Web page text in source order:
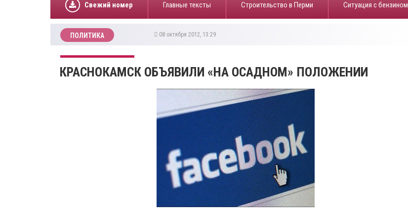
Свежий номер Главные тексты Строительство в Перми ​Ситуация с бензином
ПОЛИТИКА 08 октября 2012, 13:29
КРАСНОКАМСК ОБЪЯВИЛИ «НА ОСАДНОМ» ПОЛОЖЕНИИ